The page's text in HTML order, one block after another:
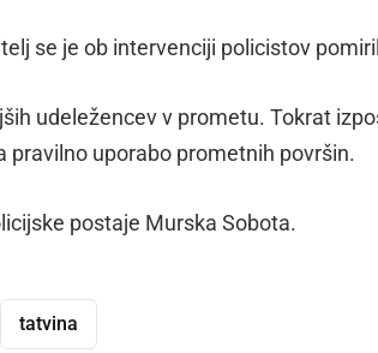
se je ob intervenciji policistov
udeležencev v prometu. Tokrat
pravilno uporabo prometnih površin.
postaje Murska Sobota.
tatvina